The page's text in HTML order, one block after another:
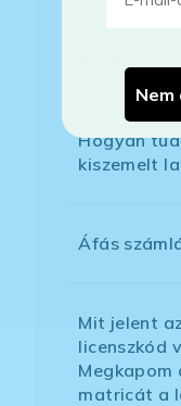
Hogyan
kiszemelt
Áfás
Mit jelent
licenszkód
Megkapom
matricát a